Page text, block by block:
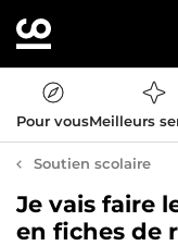
Pour vousMeilleurs
Soutien scolaire
Je vais faire
en fiches de